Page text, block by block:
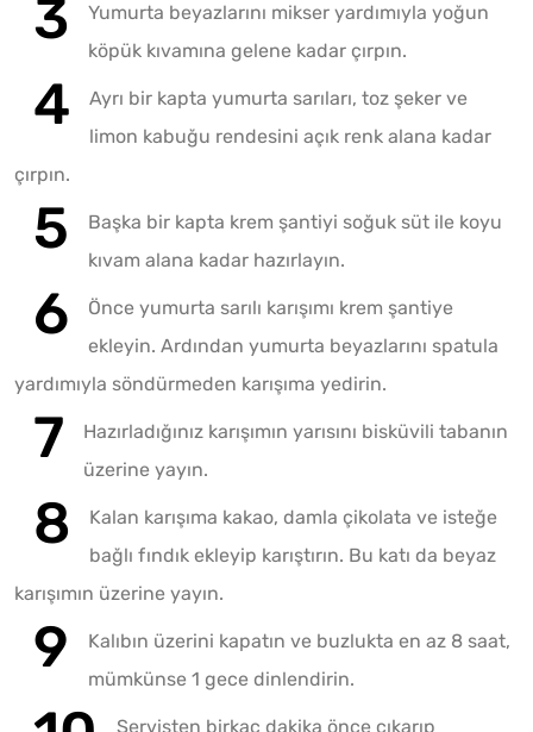
Yumurta beyazlarını mikser yardımıyla yoğun
köpük kıvamına gelene kadar çırpın.
Ayrı bir kapta yumurta sarıları, toz şeker ve
limon kabuğu rendesini açık renk alana kadar
çırpın.
Başka bir kapta krem şantiyi soğuk süt ile koyu
kıvam alana kadar hazırlayın.
Önce yumurta sarılı karışımı krem şantiye
ekleyin. Ardından yumurta beyazlarını spatula
yardımıyla söndürmeden karışıma yedirin.
Hazırladığınız karışımın yarısını bisküvili tabanın
üzerine yayın.
Kalan karışıma kakao, damla çikolata ve isteğe
bağlı fındık ekleyip karıştırın. Bu katı da beyaz
karışımın üzerine yayın.
Kalıbın üzerini kapatın ve buzlukta en az 8 saat,
mümkünse 1 gece dinlendirin.
Servisten birkaç dakika önce çıkarıp